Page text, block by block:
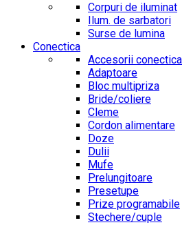
Corpuri de iluminat
Ilum. de sarbatori
Surse de lumina
Conectica
Accesorii conectica
Adaptoare
Bloc multipriza
Bride/coliere
Cleme
Cordon alimentare
Doze
Dulii
Mufe
Prelungitoare
Presetupe
Prize programabile
Stechere/cuple